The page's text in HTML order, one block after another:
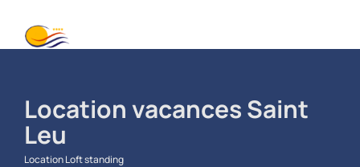
Location vacances Saint
Leu​
Location Loft standing